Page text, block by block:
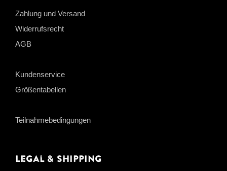
Zahlung und Versand
Widerrufsrecht
AGB
Kundenservice
Größentabellen
Teilnahmebedingungen
Legal & Shipping